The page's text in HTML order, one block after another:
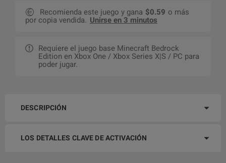
Recomienda este juego y gana $0.59 o más
por copia vendida. Unirse en 3 minutos
Requiere el juego base Minecraft Bedrock
Edition en Xbox One / Xbox Series X|S / PC para
poder jugar.
DESCRIPCIÓN
LOS DETALLES CLAVE DE ACTIVACIÓN